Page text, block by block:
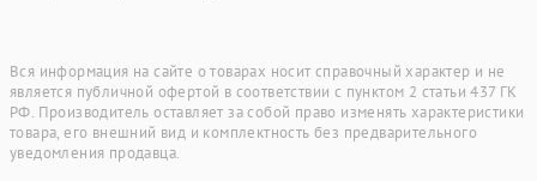
Вся информация на сайте о товарах носит справочный характер и не
является публичной офертой в соответствии с пунктом 2 статьи 437 ГК
РФ. Производитель оставляет за собой право изменять характеристики
товара, его внешний вид и комплектность без предварительного
уведомления продавца.